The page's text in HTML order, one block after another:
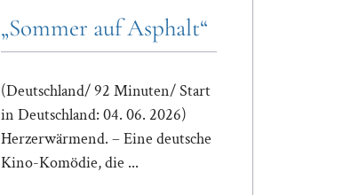
„Sommer auf Asphalt“
(Deutschland/ 92 Minuten/ Start
in Deutschland: 04. 06. 2026)
Herzerwärmend. – Eine deutsche
Kino-Komödie, die ...